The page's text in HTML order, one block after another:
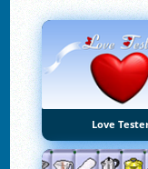
Love